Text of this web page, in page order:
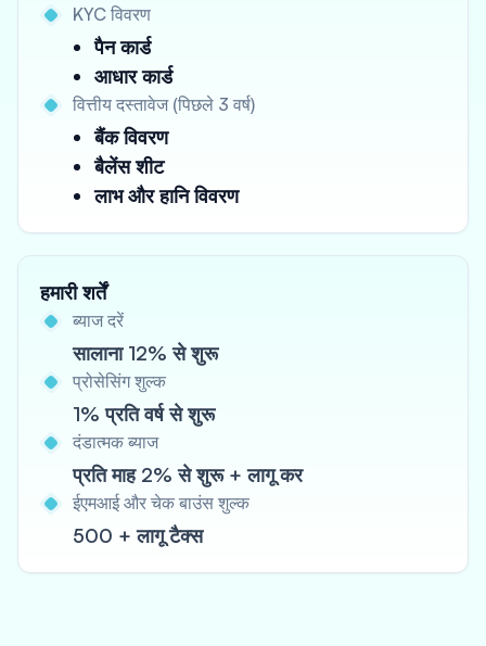
KYC विवरण
पैन कार्ड
आधार कार्ड
वित्तीय दस्तावेज (पिछले 3 वर्ष)
बैंक विवरण
बैलेंस शीट
लाभ और हानि विवरण
हमारी शर्तें
ब्याज दरें
सालाना 12% से शुरू
प्रोसेसिंग शुल्क
1% प्रति वर्ष से शुरू
दंडात्मक ब्याज
प्रति माह 2% से शुरू + लागू कर
ईएमआई और चेक बाउंस शुल्क
500 + लागू टैक्स